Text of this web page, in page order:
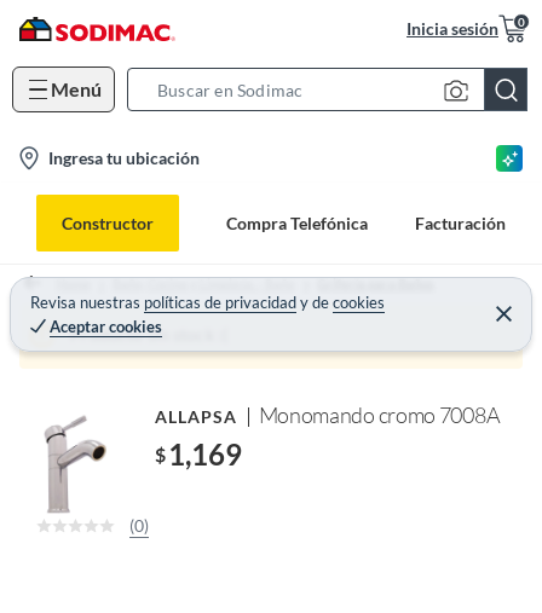
Inicia sesión 0
Menú
c
B
a
n
Ingresa tu ubicación
Constructor Compra Telefónica Facturación
Revisa nuestras políticas de privacidadydecookies
Aceptar cookies
Home Baño, Cocina y Limpieza. - Baño Grifería para Baños
Producto sin stock :(
ALLAPSA Monomando cromo 7008A
$ 1,169
(0)